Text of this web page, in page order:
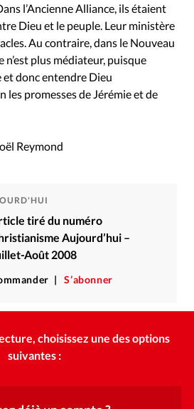
l’Ancienne Alliance, ils étaient
Dieu et le peuple. Leur ministère
Au contraire, dans le Nouveau
n’est plus médiateur, puisque
donc entendre Dieu
les promesses de Jérémie et de
Reymond
tiré du numéro
Aujourd’hui –
Août 2008
S’abonner
choisissez une des options
suivantes :